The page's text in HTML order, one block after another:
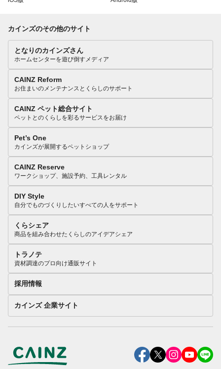
カインズのその他のサイト
となりのカインズさん
ホームセンターを遊び倒すメディア
CAINZ Reform
お住まいのメンテナンスとくらしのサポート
CAINZ ペット総合サイト
ペットとのくらしを彩るサービスをお届け
Pet’s One
カインズが展開するペットショップ
CAINZ Reserve
ワークショップ、施設予約、工具レンタル
DIY Style
自分でものづくりしたいすべての人をサポート
くらシェア
商品を組み合わせたくらしのアイデアシェア
トラノテ
資材調達のプロ向け通販サイト
採用情報
カインズ 企業サイト